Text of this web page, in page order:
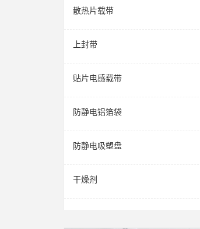
散热片载带
上封带
贴片电感载带
防静电铝箔袋
防静电吸塑盘
干燥剂